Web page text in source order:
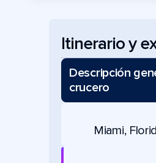
Itinerario y
Descripción
crucero
Miami,